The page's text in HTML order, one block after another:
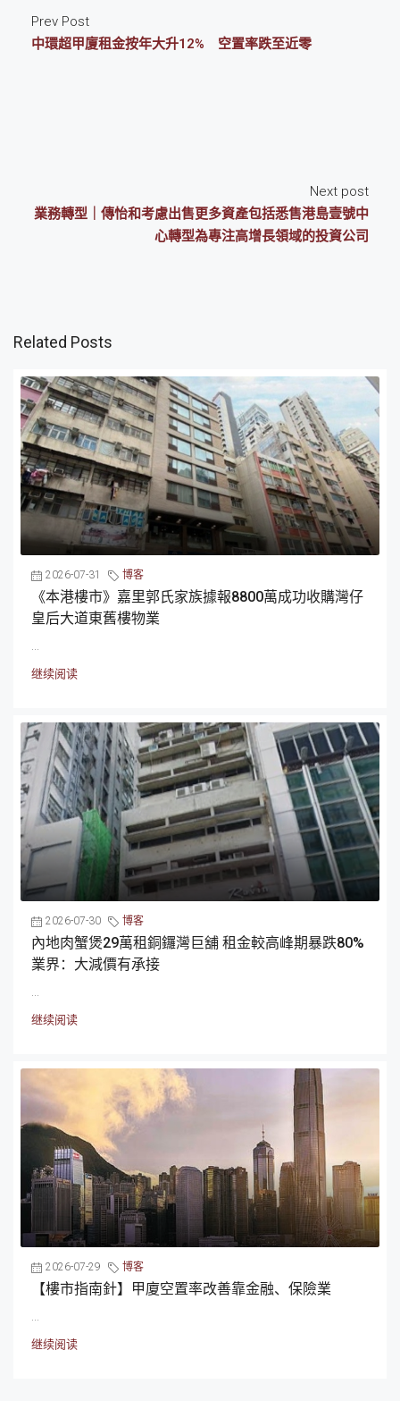
Prev Post
中環超甲廈租金按年大升12% 空置率跌至近零
Next post
業務轉型｜傳怡和考慮出售更多資產包括悉售港島壹號中
心轉型為專注高增長領域的投資公司
Related Posts
2026-07-31 博客
《本港樓市》嘉里郭氏家族據報8800萬成功收購灣仔
皇后大道東舊樓物業
...
继续阅读
2026-07-30 博客
內地肉蟹煲29萬租銅鑼灣巨舖 租金較高峰期暴跌80%
業界：大減價有承接
...
继续阅读
2026-07-29 博客
【樓市指南針】甲廈空置率改善靠金融、保險業
...
继续阅读